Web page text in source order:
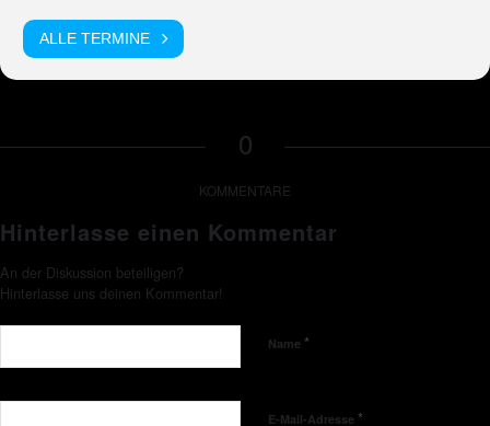
ALLE TERMINE
0
KOMMENTARE
Hinterlasse einen Kommentar
An der Diskussion beteiligen?
Hinterlasse uns deinen Kommentar!
Name *
E-Mail-Adresse *